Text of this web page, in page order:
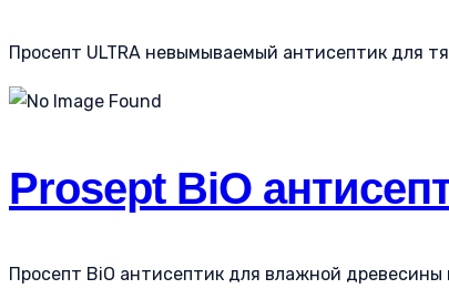
Просепт ULTRA невымываемый антисептик для
Prosept BiO
Просепт BiO антисептик для влажной древесины